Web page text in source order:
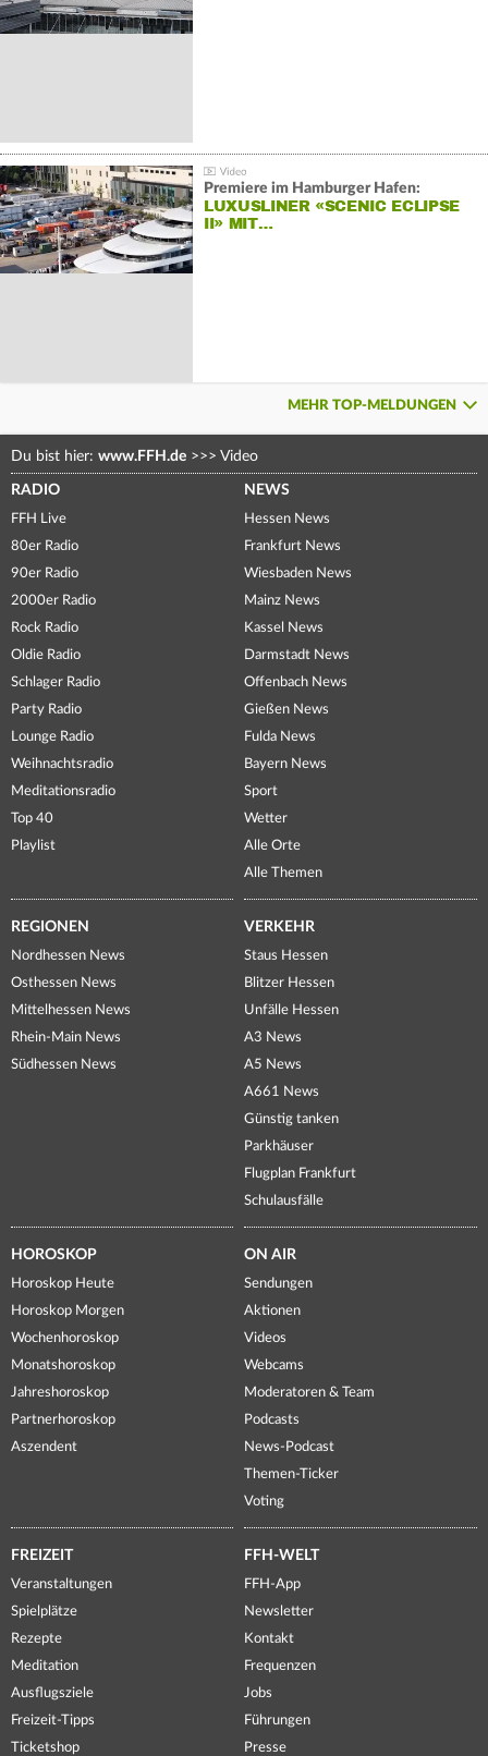
Premiere im Hamburger Hafen:
LUXUSLINER «SCENIC ECLIPSE
II» MIT…
MEHR TOP-MELDUNGEN
Du bist hier: www.FFH.de >>> Video
RADIO
FFH Live
80er Radio
90er Radio
2000er Radio
Rock Radio
Oldie Radio
Schlager Radio
Party Radio
Lounge Radio
Weihnachtsradio
Meditationsradio
Top 40
Playlist
NEWS
Hessen News
Frankfurt News
Wiesbaden News
Mainz News
Kassel News
Darmstadt News
Offenbach News
Gießen News
Fulda News
Bayern News
Sport
Wetter
Alle Orte
Alle Themen
REGIONEN
Nordhessen News
Osthessen News
Mittelhessen News
Rhein-Main News
Südhessen News
VERKEHR
Staus Hessen
Blitzer Hessen
Unfälle Hessen
A3 News
A5 News
A661 News
Günstig tanken
Parkhäuser
Flugplan Frankfurt
Schulausfälle
HOROSKOP
Horoskop Heute
Horoskop Morgen
Wochenhoroskop
Monatshoroskop
Jahreshoroskop
Partnerhoroskop
Aszendent
ON AIR
Sendungen
Aktionen
Videos
Webcams
Moderatoren & Team
Podcasts
News-Podcast
Themen-Ticker
Voting
FREIZEIT
Veranstaltungen
Spielplätze
Rezepte
Meditation
Ausflugsziele
Freizeit-Tipps
Ticketshop
FFH-WELT
FFH-App
Newsletter
Kontakt
Frequenzen
Jobs
Führungen
Presse